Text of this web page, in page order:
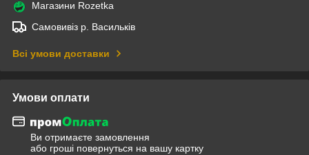
Магазини Rozetka
Самовивіз р. Васильків
Всі умови доставки
Умови оплати
Ви отримаєте замовлення
або гроші повернуться на вашу картку